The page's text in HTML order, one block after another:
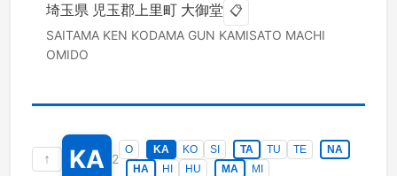
埼玉県 児玉郡上里町 大御堂 📋
SAITAMA KEN KODAMA GUN KAMISATO MACHI
OMIDO
↑ KA 2
O KA KO SI TA TU TE
NA
HA
HI HU MA MI